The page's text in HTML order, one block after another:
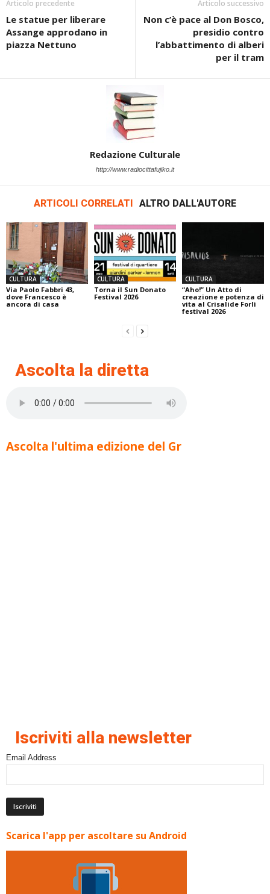
Articolo precedente
Le statue per liberare
Assange approdano in
piazza Nettuno
Articolo successivo
Non c’è pace al Don Bosco,
presidio contro
l’abbattimento di alberi
per il tram
Redazione Culturale
http://www.radiocittafujiko.it
ARTICOLI CORRELATI ALTRO DALL'AUTORE
CULTURA
Via Paolo Fabbri 43,
dove Francesco è
ancora di casa
CULTURA
Torna il Sun Donato
Festival 2026
CULTURA
“Aho!” Un Atto di
creazione e potenza di
vita al Crisalide Forlì
festival 2026
Ascolta la diretta
Ascolta l'ultima edizione del Gr
Iscriviti alla newsletter
Email Address
Scarica l'app per ascoltare su Android